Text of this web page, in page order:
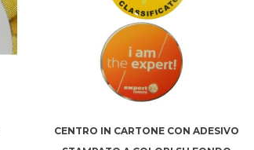
CENTRO IN CARTONE CON ADESIVO